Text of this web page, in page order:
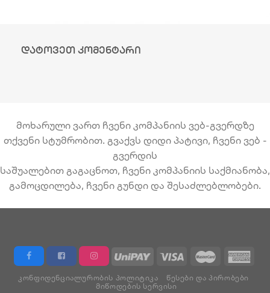
დატოვეთ კომენტარი
მოხარული ვართ ჩვენი კომპანიის ვებ-გვერდზე
თქვენი სტუმრობით. გვაქვს დიდი პატივი, ჩვენი ვებ -
გვერდის
საშუალებით გაგაცნოთ, ჩვენი კომპანიის საქმიანობა,
გამოცდილება, ჩვენი გუნდი და შესაძლებლობები.
ᲙᲝᲜᲤᲘᲓᲔᲜᲪᲘᲐᲚᲣᲠᲝᲑᲘᲡ ᲞᲝᲚᲘᲢᲘᲙᲐ
ᲬᲔᲡᲔᲑᲘ ᲓᲐ ᲞᲘᲠᲝᲑᲔᲑᲘ
ᲛᲘᲬᲝᲓᲔᲑᲘᲡ ᲡᲔᲠᲕᲘᲡᲘ